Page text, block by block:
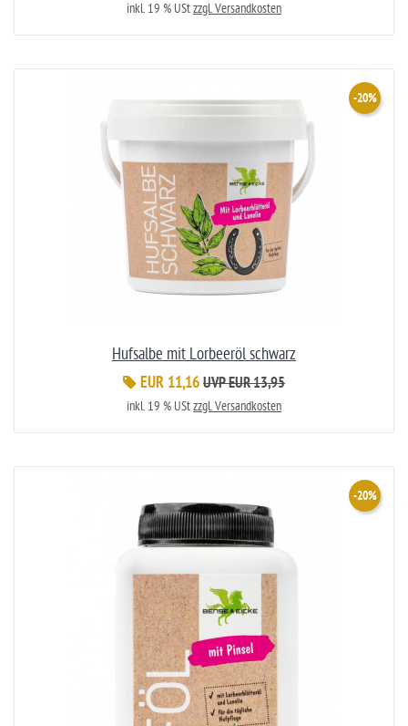
inkl. 19 % UStzzgl. Versandkosten
Hufsalbe mit Lorbeeröl schwarz
EUR 11,16
-20%
UVP EUR 13,95
inkl. 19 % UStzzgl. Versandkosten
-20%